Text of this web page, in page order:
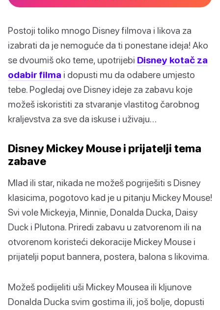
Postoji toliko mnogo Disney filmova i likova za
izabrati da je nemoguće da ti ponestane ideja! Ako
se dvoumiš oko teme, upotrijebi Disney kotač za
odabir filma i dopusti mu da odabere umjesto
tebe. Pogledaj ove Disney ideje za zabavu koje
možeš iskoristiti za stvaranje vlastitog čarobnog
kraljevstva za sve da iskuse i uživaju…
Disney Mickey Mouse i prijatelji tema
zabave
Mlad ili star, nikada ne možeš pogriješiti s Disney
klasicima, pogotovo kad je u pitanju Mickey Mouse!
Svi vole Mickeyja, Minnie, Donalda Ducka, Daisy
Duck i Plutona. Priredi zabavu u zatvorenom ili na
otvorenom koristeći dekoracije Mickey Mouse i
prijatelji poput bannera, postera, balona s likovima.
Možeš podijeliti uši Mickey Mousea ili kljunove
Donalda Ducka svim gostima ili, još bolje, dopusti